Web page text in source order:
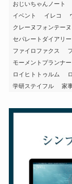
おじいちゃんノート
イベント
イレコ
クレーヌフォンテーヌ
セパレートダイアリー
ファイロファクス
モーメントプランナー
ロイヒトトゥルム
学研ステイフル
家